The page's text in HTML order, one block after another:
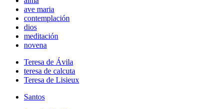
ave maria
contemplación
dios
meditación
novena
Teresa de Ávila
teresa de calcuta
Teresa de Lisieux
Santos